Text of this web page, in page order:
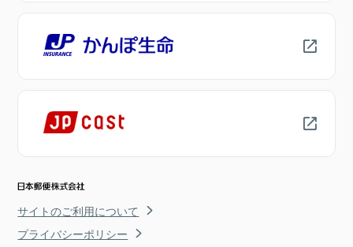
サイトのご利用について
プライバシーポリシー